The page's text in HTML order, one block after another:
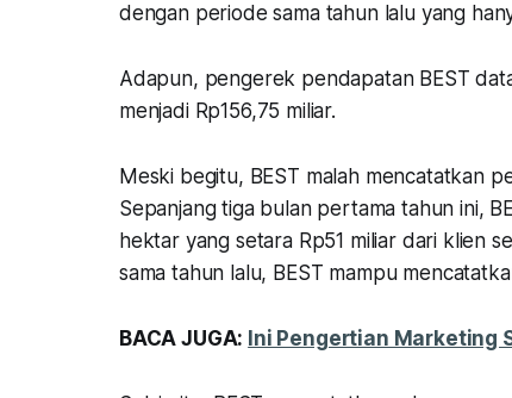
dengan periode sama tahun lalu yang
Adapun, pengerek pendapatan BEST
menjadi Rp156,75 miliar.
Meski begitu, BEST malah mencatatkan
Sepanjang tiga bulan pertama tahun ini,
hektar yang setara Rp51 miliar dari klien
sama tahun lalu, BEST mampu
BACA JUGA: Ini Pengertian Marketing